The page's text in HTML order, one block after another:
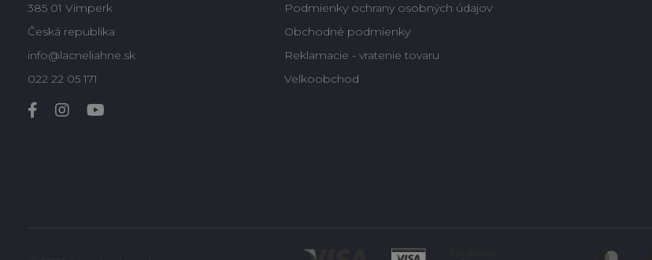
385 01 Vimperk
Česká republika
info@lacneliahne.sk
022 22 05 171
Podmienky ochrany osobných údajov
Obchodné podmienky
Reklamacie - vratenie tovaru
Velkoobchod